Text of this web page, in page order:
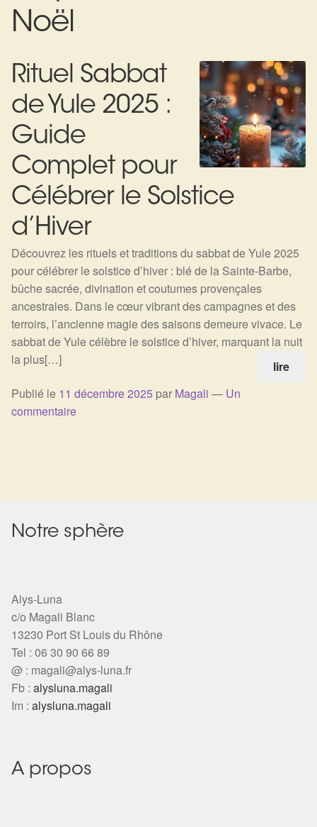
Bijoux
Bolas
Colliers
Pendentifs
Pierres
Harmonisation
Harmonisation de l’être
Soin beauté
Déco
Ésotérisme : les pratiques spirituelles du monde invisible
Arts Divinatoires : Percez les Mystères de l’Invisible
Magie: Le Savoir des Sorcières
Protection énergétique : Trouvez votre bouclier
Les pierres en détail
Search
for:
Noël
Rituel Sabbat
de Yule 2025 :
Guide
Complet pour
Célébrer le Solstice
d’Hiver
Découvrez les rituels et traditions du sabbat de Yule 2025
pour célébrer le solstice d’hiver : blé de la Sainte-Barbe,
bûche sacrée, divination et coutumes provençales
ancestrales. Dans le cœur vibrant des campagnes et des
terroirs, l’ancienne magie des saisons demeure vivace. Le
sabbat de Yule célèbre le solstice d’hiver, marquant la nuit
la plus[…]
lire
Publié le 11 décembre 2025 par Magali — Un
commentaire
Notre sphère
Alys-Luna
c/o Magali Blanc
13230 Port St Louis du Rhône
Tel : 06 30 90 66 89
@ : magali@alys-luna.fr
Fb : alysluna.magali
Im : alysluna.magali
A propos